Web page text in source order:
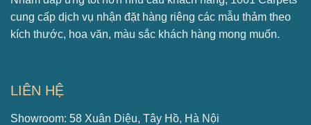
cung cấp dịch vụ nhận đặt hàng riêng các mẫu thảm theo
kích thước, hoa văn, màu sắc khách hàng mong muốn.
LIÊN HỆ
Showroom: 58 Xuân Diệu, Tây Hồ, Hà Nội